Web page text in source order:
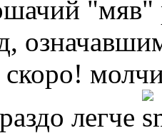
"мяв"
легче